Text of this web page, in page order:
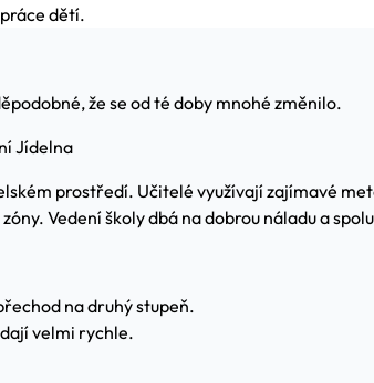
dětí.
že se od té doby mnohé změnilo.
Jídelna
prostředí. Učitelé využívají zajímavé
Vedení školy dbá na dobrou náladu a
na druhý stupeň.
velmi rychle.